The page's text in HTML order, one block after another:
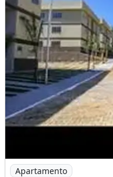
Imagem: Vendo Ágio
Apartamento